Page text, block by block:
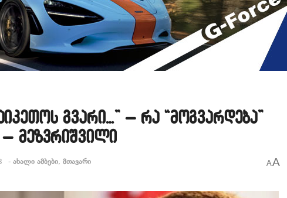
გვარი…” – რა “მოგვარდება”
– მეზვრიშვილი
- ახალი ამბები, მთავარი AA